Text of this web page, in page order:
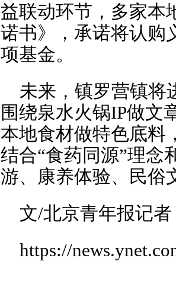
益联动环节，多家本
诺书》，承诺将认购
项基金。
未来，镇罗营镇将
围绕泉水火锅IP做文
本地食材做特色底料
结合“食药同源”理念
游、康养体验、民俗
文/北京青年报记
https://